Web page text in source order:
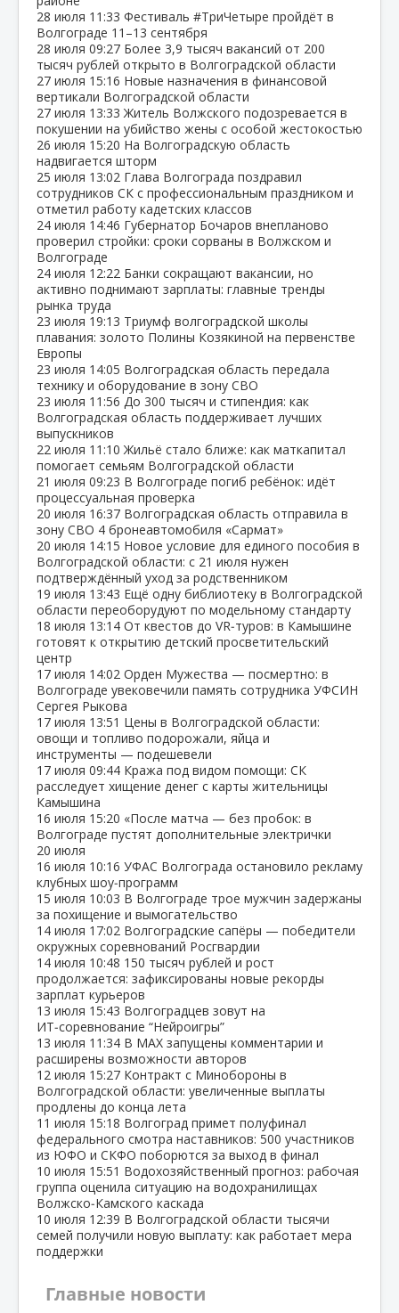
28 июля 11:33 Фестиваль #ТриЧетыре пройдёт в
Волгограде 11–13 сентября
28 июля 09:27 Более 3,9 тысяч вакансий от 200
тысяч рублей открыто в Волгоградской области
27 июля 15:16 Новые назначения в финансовой
вертикали Волгоградской области
27 июля 13:33 Житель Волжского подозревается в
покушении на убийство жены с особой жестокостью
26 июля 15:20 На Волгоградскую область
надвигается шторм
25 июля 13:02 Глава Волгограда поздравил
сотрудников СК с профессиональным праздником и
отметил работу кадетских классов
24 июля 14:46 Губернатор Бочаров внепланово
проверил стройки: сроки сорваны в Волжском и
Волгограде
24 июля 12:22 Банки сокращают вакансии, но
активно поднимают зарплаты: главные тренды
рынка труда
23 июля 19:13 Триумф волгоградской школы
плавания: золото Полины Козякиной на первенстве
Европы
23 июля 14:05 Волгоградская область передала
технику и оборудование в зону СВО
23 июля 11:56 До 300 тысяч и стипендия: как
Волгоградская область поддерживает лучших
выпускников
22 июля 11:10 Жильё стало ближе: как маткапитал
помогает семьям Волгоградской области
21 июля 09:23 В Волгограде погиб ребёнок: идёт
процессуальная проверка
20 июля 16:37 Волгоградская область отправила в
зону СВО 4 бронеавтомобиля «Сармат»
20 июля 14:15 Новое условие для единого пособия в
Волгоградской области: с 21 июля нужен
подтверждённый уход за родственником
19 июля 13:43 Ещё одну библиотеку в Волгоградской
области переоборудуют по модельному стандарту
18 июля 13:14 От квестов до VR‑туров: в Камышине
готовят к открытию детский просветительский
центр
17 июля 14:02 Орден Мужества — посмертно: в
Волгограде увековечили память сотрудника УФСИН
Сергея Рыкова
17 июля 13:51 Цены в Волгоградской области:
овощи и топливо подорожали, яйца и
инструменты — подешевели
17 июля 09:44 Кража под видом помощи: СК
расследует хищение денег с карты жительницы
Камышина
16 июля 15:20 «После матча — без пробок: в
Волгограде пустят дополнительные электрички
20 июля
16 июля 10:16 УФАС Волгограда остановило рекламу
клубных шоу‑программ
15 июля 10:03 В Волгограде трое мужчин задержаны
за похищение и вымогательство
14 июля 17:02 Волгоградские сапёры — победители
окружных соревнований Росгвардии
14 июля 10:48 150 тысяч рублей и рост
продолжается: зафиксированы новые рекорды
зарплат курьеров
13 июля 15:43 Волгоградцев зовут на
ИТ‑соревнование “Нейроигры”
13 июля 11:34 В МАХ запущены комментарии и
расширены возможности авторов
12 июля 15:27 Контракт с Минобороны в
Волгоградской области: увеличенные выплаты
продлены до конца лета
11 июля 15:18 Волгоград примет полуфинал
федерального смотра наставников: 500 участников
из ЮФО и СКФО поборются за выход в финал
10 июля 15:51 Водохозяйственный прогноз: рабочая
группа оценила ситуацию на водохранилищах
Волжско‑Камского каскада
10 июля 12:39 В Волгоградской области тысячи
семей получили новую выплату: как работает мера
поддержки
Главные новости